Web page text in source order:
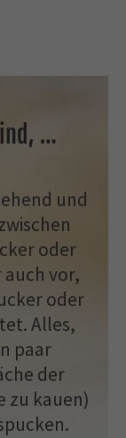
…
und
oder
vor,
oder
Alles,
paar
der
zu kauen)